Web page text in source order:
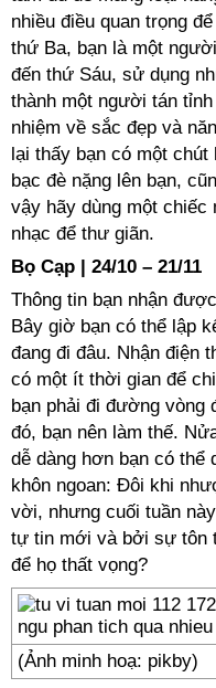
nhiều điều quan trọng
thứ Ba, bạn là một
đến thứ Sáu, sử dụng
thành một người tán
nhiệm về sắc đẹp và
lại thấy bạn có một chút
bạc đè nặng lên bạn,
vậy hãy dùng một chiếc
nhạc để thư giãn.
Bọ Cạp | 24/10 – 21/11
Thông tin bạn nhận
Bây giờ bạn có thể lập
đang đi đâu. Nhận điện
có một ít thời gian để
bạn phải đi đường vòng
đó, bạn nên làm thế.
dễ dàng hơn bạn có
khôn ngoan: Đôi khi
vời, nhưng cuối tuần
tự tin mới và bởi sự tôn
để họ thất vọng?
(Ảnh minh hoạ: pikby)